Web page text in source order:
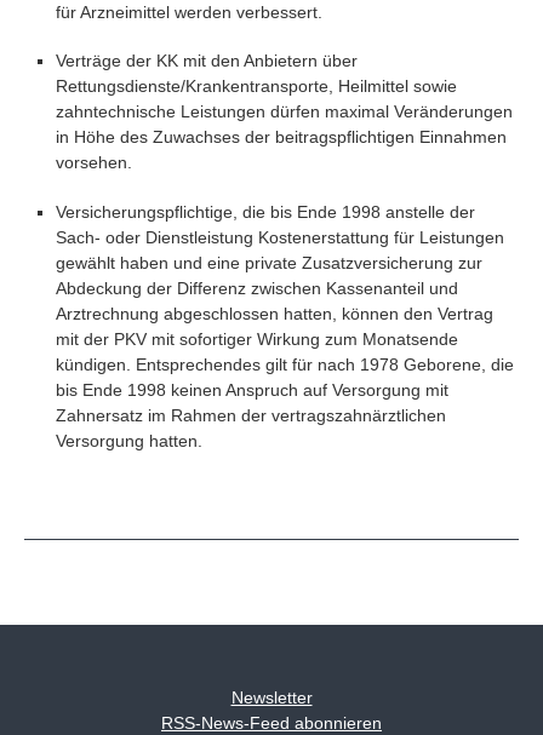
für Arzneimittel werden verbessert.
Verträge der KK mit den Anbietern über
Rettungsdienste/Krankentransporte, Heilmittel sowie
zahntechnische Leistungen dürfen maximal Veränderungen
in Höhe des Zuwachses der beitragspflichtigen Einnahmen
vorsehen.
Versicherungspflichtige, die bis Ende 1998 anstelle der
Sach- oder Dienstleistung Kostenerstattung für Leistungen
gewählt haben und eine private Zusatzversicherung zur
Abdeckung der Differenz zwischen Kassenanteil und
Arztrechnung abgeschlossen hatten, können den Vertrag
mit der PKV mit sofortiger Wirkung zum Monatsende
kündigen. Entsprechendes gilt für nach 1978 Geborene, die
bis Ende 1998 keinen Anspruch auf Versorgung mit
Zahnersatz im Rahmen der vertragszahnärztlichen
Versorgung hatten.
Newsletter
RSS-News-Feed abonnieren